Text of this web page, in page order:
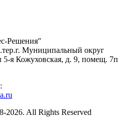
Решения"
Муниципальный округ
я Кожуховская, д. 9, помещ. 7п
All Rights Reserved